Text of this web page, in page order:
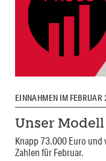
EINNAHMEN IM FEBRUAR
Unser
Knapp 73.000 Euro
Zahlen für Februar.